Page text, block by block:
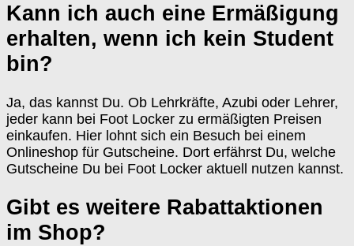
Kann ich auch eine Ermäßigung
erhalten, wenn ich kein Student
bin?
Ja, das kannst Du. Ob Lehrkräfte, Azubi oder Lehrer,
jeder kann bei Foot Locker zu ermäßigten Preisen
einkaufen. Hier lohnt sich ein Besuch bei einem
Onlineshop für Gutscheine. Dort erfährst Du, welche
Gutscheine Du bei Foot Locker aktuell nutzen kannst.
Gibt es weitere Rabattaktionen
im Shop?